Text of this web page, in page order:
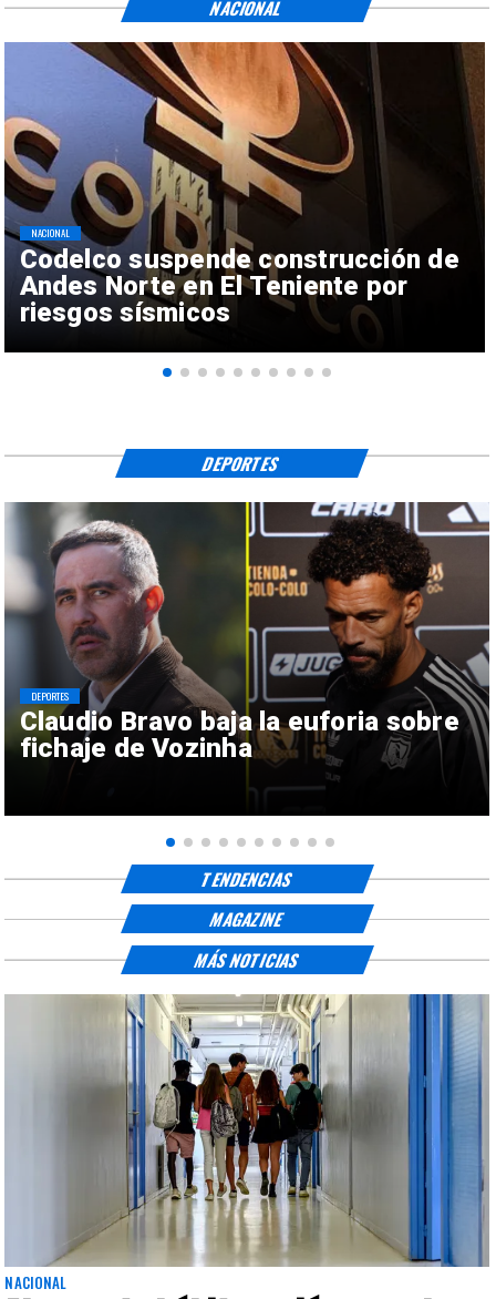
Codelco suspende construcción de
Andes Norte en El Teniente por
riesgos sísmicos
NACIONAL
NACIONAL
Claudio Bravo baja la euforia sobre
fichaje de Vozinha
DEPORTES
DEPORTES
TENDENCIAS
MAGAZINE
NACIONAL
MÁS NOTICIAS